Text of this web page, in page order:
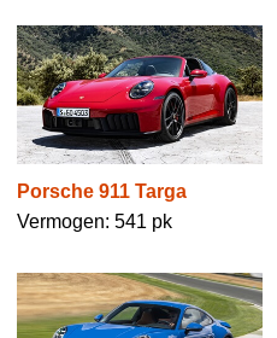
Porsche 911 Targa
Vermogen: 541 pk